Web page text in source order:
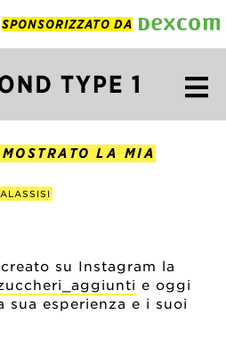
SPONSORIZZATO DA
1
LA MIA
su Instagram la
e oggi
sua esperienza e i suoi